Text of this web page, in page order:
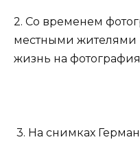
2. Со временем
местными жителями
жизнь на
3. На снимках